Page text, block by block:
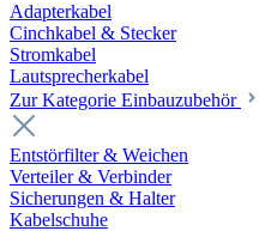
Adapterkabel
Cinchkabel & Stecker
Stromkabel
Lautsprecherkabel
Zur Kategorie Einbauzubehör
Entstörfilter & Weichen
Verteiler & Verbinder
Sicherungen & Halter
Kabelschuhe